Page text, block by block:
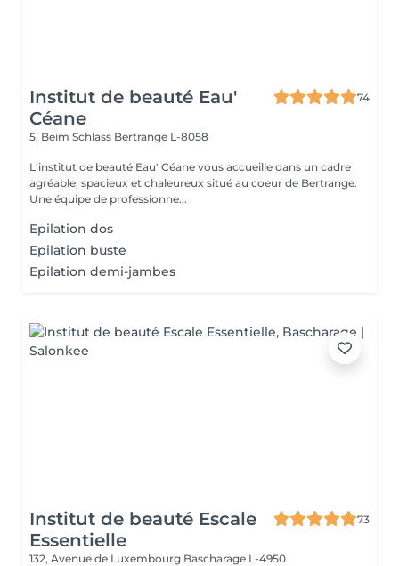
Institut de beauté Eau'
Céane
74
5, Beim Schlass Bertrange L-8058
L'institut de beauté Eau' Céane vous accueille dans un cadre
agréable, spacieux et chaleureux situé au coeur de Bertrange.
Une équipe de professionne...
Epilation dos
Epilation buste
Epilation demi-jambes
Institut de beauté Escale
Essentielle
73
132, Avenue de Luxembourg Bascharage L-4950